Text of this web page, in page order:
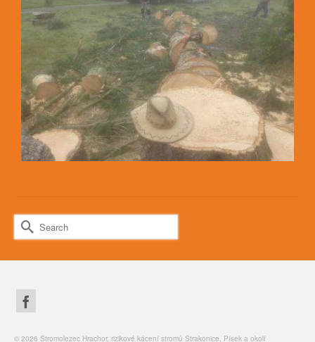
Search
for:
© 2026 Stromolezec Hrachor, rizikové kácení stromů Strakonice, Písek a okolí